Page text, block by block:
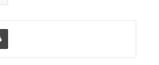
Imprimir